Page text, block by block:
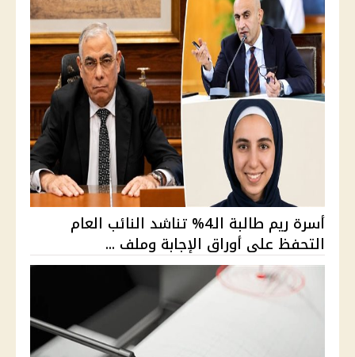
أسرة ريم طالبة الـ4% تناشد النائب العام
التحفظ على أوراق الإجابة وملف ...